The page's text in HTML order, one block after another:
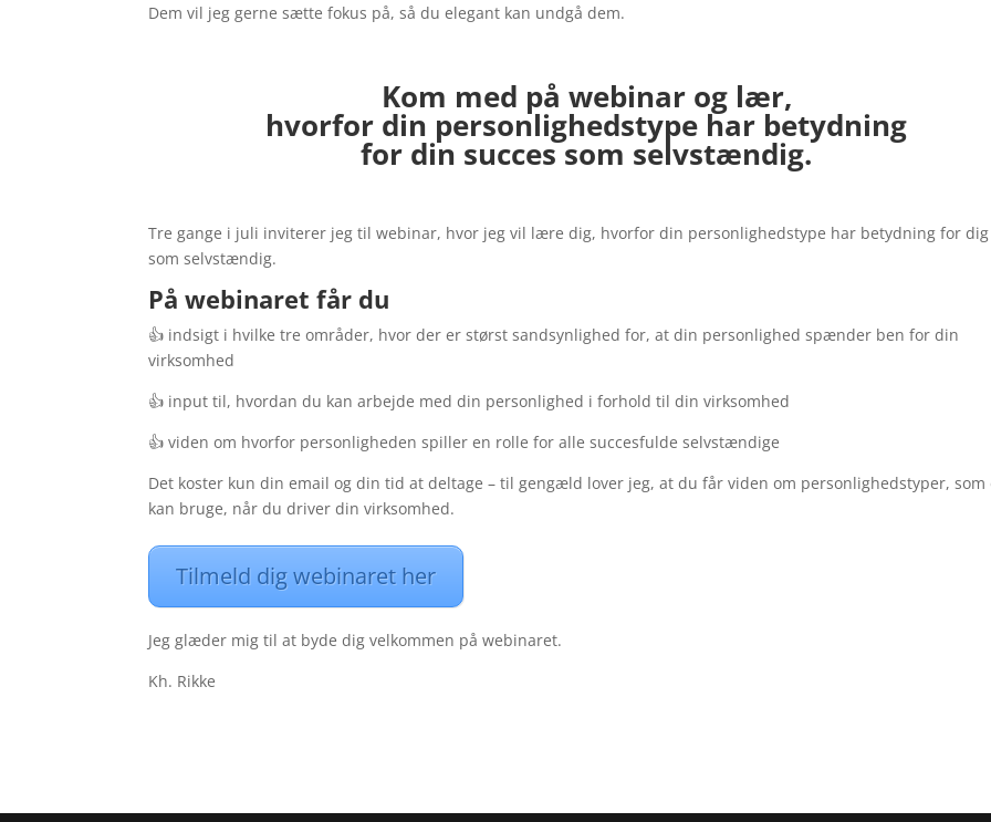
Dem vil jeg gerne sætte fokus på, så du elegant kan undgå dem.
Kom med på webinar og lær,
hvorfor din personlighedstype har betydning
for din succes som selvstændig.
Tre gange i juli inviterer jeg til webinar, hvor jeg vil lære dig, hvorfor din personlighedstype har betydning for dig
som selvstændig.
På webinaret får du
👍 indsigt i hvilke tre områder, hvor der er størst sandsynlighed for, at din personlighed spænder ben for din
virksomhed
👍 input til, hvordan du kan arbejde med din personlighed i forhold til din virksomhed
👍 viden om hvorfor personligheden spiller en rolle for alle succesfulde selvstændige
Det koster kun din email og din tid at deltage – til gengæld lover jeg, at du får viden om personlighedstyper, som
kan bruge, når du driver din virksomhed.
Tilmeld dig webinaret her
Jeg glæder mig til at byde dig velkommen på webinaret.
Kh. Rikke